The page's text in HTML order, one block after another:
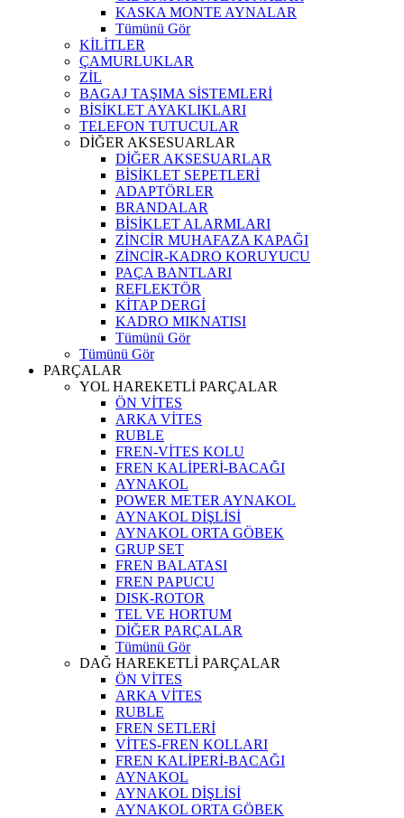
KASKA MONTE AYNALAR
Tümünü Gör
KİLİTLER
ÇAMURLUKLAR
ZİL
BAGAJ TAŞIMA SİSTEMLERİ
BİSİKLET AYAKLIKLARI
TELEFON TUTUCULAR
DİĞER AKSESUARLAR
DİĞER AKSESUARLAR
BİSİKLET SEPETLERİ
ADAPTÖRLER
BRANDALAR
BİSİKLET ALARMLARI
ZİNCİR MUHAFAZA KAPAĞI
ZİNCİR-KADRO KORUYUCU
PAÇA BANTLARI
REFLEKTÖR
KİTAP DERGİ
KADRO MIKNATISI
Tümünü Gör
Tümünü Gör
PARÇALAR
YOL HAREKETLİ PARÇALAR
ÖN VİTES
ARKA VİTES
RUBLE
FREN-VİTES KOLU
FREN KALİPERİ-BACAĞI
AYNAKOL
POWER METER AYNAKOL
AYNAKOL DİŞLİSİ
AYNAKOL ORTA GÖBEK
GRUP SET
FREN BALATASI
FREN PAPUCU
DISK-ROTOR
TEL VE HORTUM
DİĞER PARÇALAR
Tümünü Gör
DAĞ HAREKETLİ PARÇALAR
ÖN VİTES
ARKA VİTES
RUBLE
FREN SETLERİ
VİTES-FREN KOLLARI
FREN KALİPERİ-BACAĞI
AYNAKOL
AYNAKOL DİŞLİSİ
AYNAKOL ORTA GÖBEK